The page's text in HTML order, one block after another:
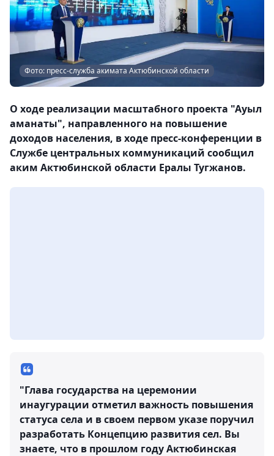
Фото: пресс-служба акимата Актюбинской области
О ходе реализации масштабного проекта "Ауыл
аманаты", направленного на повышение
доходов населения, в ходе пресс-конференции в
Службе центральных коммуникаций сообщил
аким Актюбинской области Ералы Тугжанов.
"Глава государства на церемонии
инаугурации отметил важность повышения
статуса села и в своем первом указе поручил
разработать Концепцию развития сел. Вы
знаете, что в прошлом году Актюбинская